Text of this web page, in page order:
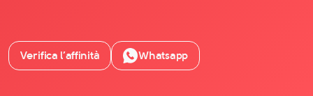
Verifica l’affinità Whatsapp